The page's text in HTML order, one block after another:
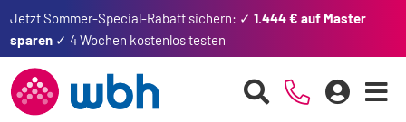
Jetzt Sommer-Special-Rabatt sichern: ✓1.444 € auf Master
sparen ✓ 4 Wochen kostenlos testen